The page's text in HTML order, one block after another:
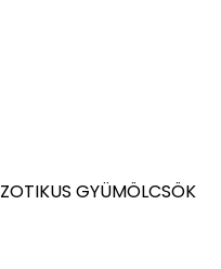
GYÜMÖLCSÖK